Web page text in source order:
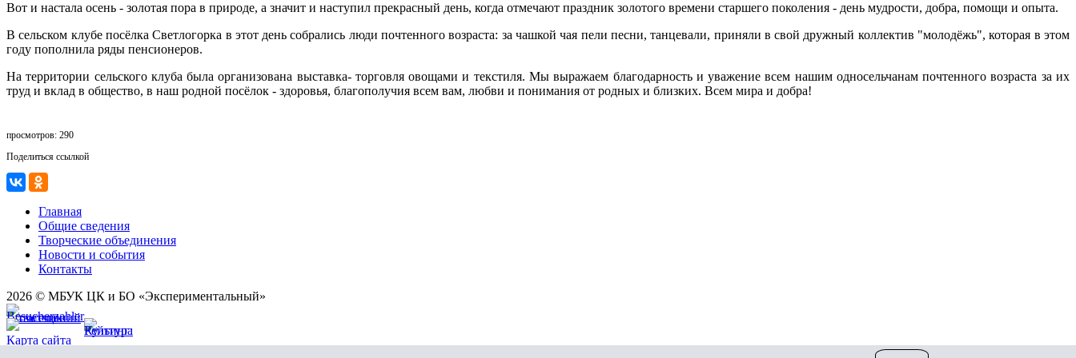
Вот и настала осень - золотая пора в природе, а значит и наступил прекрасный день, когда отмечают праздник золотого времени старшего поколения - день мудрости, добра, помощи и опыта.
В сельском клубе посёлка Светлогорка в этот день собрались люди почтенного возраста: за чашкой чая пели песни, танцевали, приняли в свой дружный коллектив "молодёжь", которая в этом
году пополнила ряды пенсионеров.
На территории сельского клуба была организована выставка- торговля овощами и текстиля. Мы выражаем благодарность и уважение всем нашим односельчанам почтенного возраста за их
труд и вклад в общество, в наш родной посёлок - здоровья, благополучия всем вам, любви и понимания от родных и близких. Всем мира и добра!
просмотров: 290
Поделиться ссылкой
Главная
Общие сведения
Творческие объединения
Новости и события
Контакты
2026 © МБУК ЦК и БО «Экспериментальный»
Карта сайта